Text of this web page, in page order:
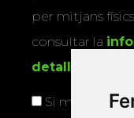
per mitjans
consultar la
detallada
Si marqueu